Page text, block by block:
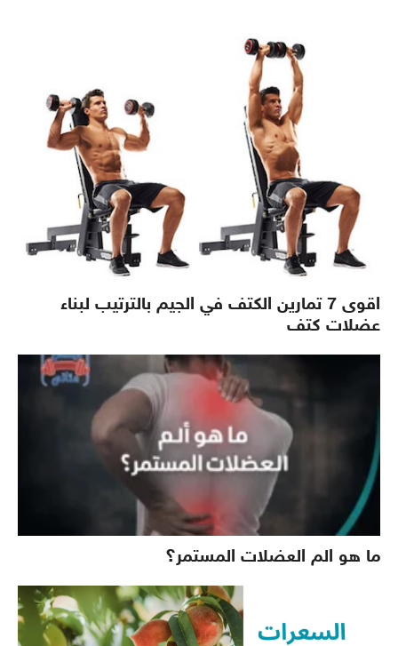
اقوى 7 تمارين الكتف في الجيم بالترتيب لبناء
عضلات كتف
ما هو الم العضلات المستمر؟